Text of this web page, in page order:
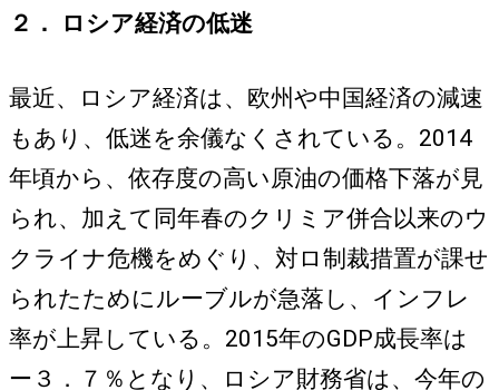
２． ロシア経済の低迷
最近、ロシア経済は、欧州や中国経済の減速
もあり、低迷を余儀なくされている。2014
年頃から、依存度の高い原油の価格下落が見
られ、加えて同年春のクリミア併合以来のウ
クライナ危機をめぐり、対ロ制裁措置が課せ
られたためにルーブルが急落し、インフレ
率が上昇している。2015年のGDP成長率は
ー３．７％となり、ロシア財務省は、今年の